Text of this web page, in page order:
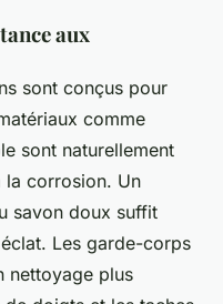
aux
sont conçus pour
comme
sont naturellement
la corrosion. Un
savon doux suffit
Les garde-corps
nettoyage plus